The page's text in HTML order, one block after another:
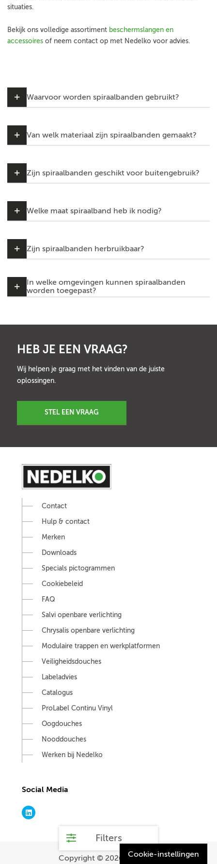
Filters
situaties.
Bekijk ons volledige assortiment beschermslangen en
accessoires of neem contact op met Nedelko voor advies.
Waarvoor worden spiraalbanden gebruikt?
Van welk materiaal zijn spiraalbanden gemaakt?
Zijn spiraalbanden geschikt voor buitengebruik?
Welke maat spiraalband heb ik nodig?
Zijn spiraalbanden herbruikbaar?
In welke omgevingen kunnen spiraalbanden
worden toegepast?
HEB JE EEN VRAAG?
Wij helpen je graag met het vinden van de juiste
oplossingen.
STEL EEN VRAAG
Contact
Hulp & contact
Merken
Downloads
Specials pictogrammen
Cookiebeleid
FAQ
Salvi openbare verlichting
Chrysalis openbare verlichting
Modulaire trappen en werkplatformen
Veiligheidsdouches
Labeladvies
Catalogus
ProLabel Continu Vinyl
Oogdouches
Nooddouches
Werken bij Nedelko
Social Media
Copyright © 2026. Nedelko
Cookie-instellingen